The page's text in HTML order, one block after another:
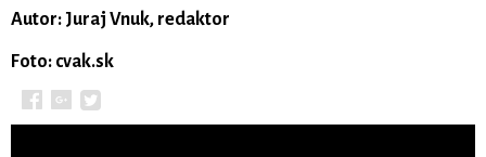
Autor: Juraj Vnuk, redaktor
Foto: cvak.sk